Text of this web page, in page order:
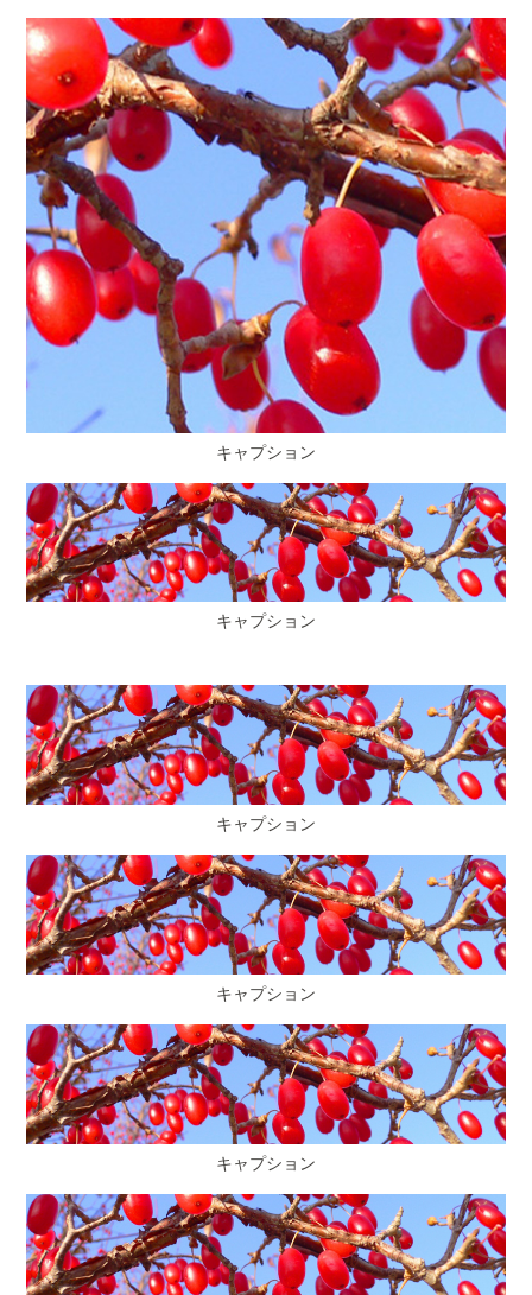
キャプション
キャプション
キャプション
キャプション
キャプション